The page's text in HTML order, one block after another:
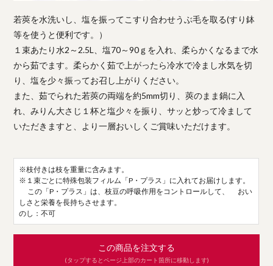
若莢を水洗いし、塩を振ってこすり合わせうぶ毛を取る(すり鉢
等を使うと便利です。）
１束あたり水2～2.5L、塩70～90ｇを入れ、柔らかくなるまで水
から茹でます。柔らかく茹で上がったら冷水で冷まし水気を切
り、塩を少々振ってお召し上がりください。
また、茹でられた若莢の両端を約5mm切り、莢のまま鍋に入
れ、みりん大さじ１杯と塩少々を振り、サッと炒って冷まして
いただきますと、より一層おいしくご賞味いただけます。
※枝付きは枝を重量に含みます。
※１束ごとに特殊包装フィルム「P・プラス」に入れてお届けします。
この「P・プラス」は、枝豆の呼吸作用をコントロールして、 おい
しさと栄養を長持ちさせます。
のし：不可
この商品を注文する
(タップするとページ上部のカート箇所に移動します)